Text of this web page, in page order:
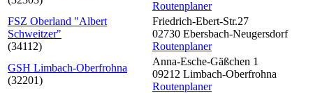
Routenplaner
FSZ Oberland "Albert
Schweitzer"
(34112)
Friedrich-Ebert-Str.27
02730 Ebersbach-Neugersdorf
Routenplaner
GSH Limbach-Oberfrohna
(32201)
Anna-Esche-Gäßchen 1
09212 Limbach-Oberfrohna
Routenplaner